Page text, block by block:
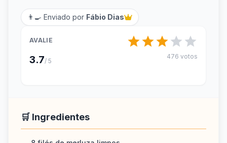
👨‍🍳 Enviado por Fábio Dias
AVALIE
3.7/ 5
476 votos
🛒 Ingredientes